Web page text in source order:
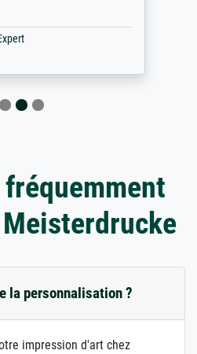
la personnalisation ?
impression d'art chez